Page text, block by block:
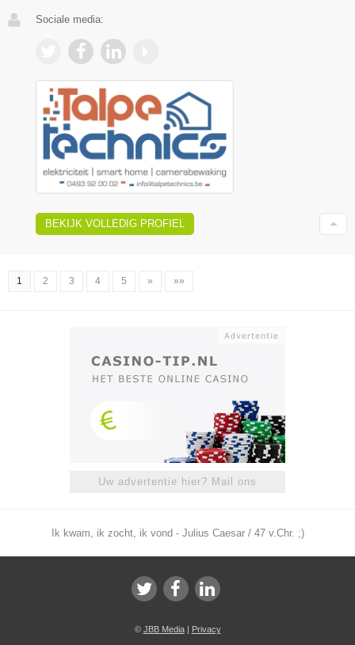
Sociale media:
BEKIJK VOLLEDIG PROFIEL
1 2 3 4 5 » »»
Uw advertentie hier? Mail ons
Ik kwam, ik zocht, ik vond - Julius Caesar / 47 v.Chr. ;)
© JBB Media| Privacy